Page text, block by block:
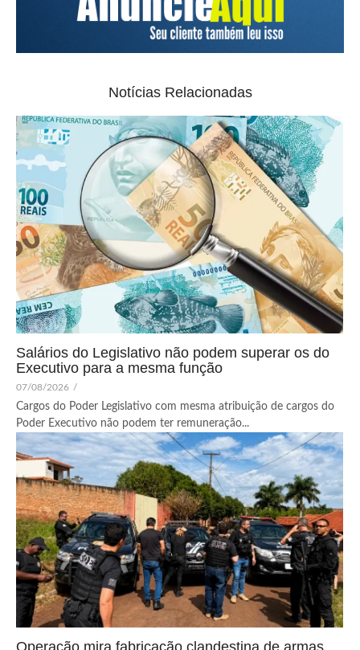
Notícias Relacionadas
Salários do Legislativo não podem superar os do
Executivo para a mesma função
07/08/2026 /
Cargos do Poder Legislativo com mesma atribuição de cargos do
Poder Executivo não podem ter remuneração...
Operação mira fabricação clandestina de armas